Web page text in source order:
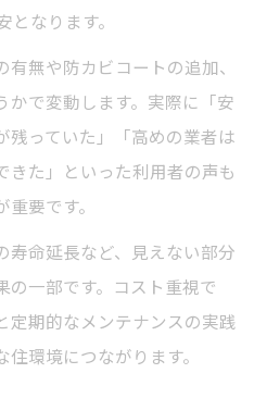
なります。
無や防カビコートの追加、
かで変動します。実際に「安
残っていた」「高めの業者は
きた」といった利用者の声も
要です。
寿命延長など、見えない部分
の一部です。コスト重視で
定期的なメンテナンスの実践
環境につながります。